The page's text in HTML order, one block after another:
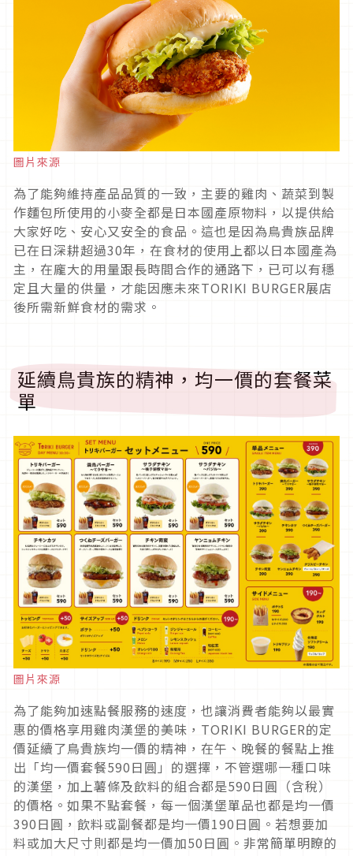
圖片來源
為了能夠維持產品品質的一致，主要的雞肉、蔬菜到製
作麵包所使用的小麥全都是日本國產原物料，以提供給
大家好吃、安心又安全的食品。這也是因為鳥貴族品牌
已在日深耕超過30年，在食材的使用上都以日本國產為
主，在龐大的用量跟長時間合作的通路下，已可以有穩
定且大量的供量，才能因應未來TORIKI BURGER展店
後所需新鮮食材的需求。
延續鳥貴族的精神，均一價的套餐菜
單
圖片來源
為了能夠加速點餐服務的速度，也讓消費者能夠以最實
惠的價格享用雞肉漢堡的美味，TORIKI BURGER的定
價延續了鳥貴族均一價的精神，在午、晚餐的餐點上推
出「均一價套餐590日圓」的選擇，不管選哪一種口味
的漢堡，加上薯條及飲料的組合都是590日圓（含稅）
的價格。如果不點套餐，每一個漢堡單品也都是均一價
390日圓，飲料或副餐都是均一價190日圓。若想要加
料或加大尺寸則都是均一價加50日圓。非常簡單明瞭的